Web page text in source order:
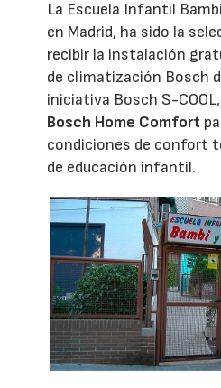
La Escuela Infantil
en Madrid, ha sido la
recibir la instalación
de climatización Bosch
iniciativa Bosch S-
Bosch Home Comfort
condiciones de confort
de educación infantil.